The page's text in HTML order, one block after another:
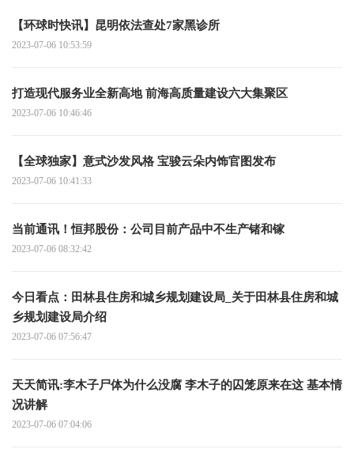
【环球时快讯】昆明依法查处7家黑诊所
2023-07-06 10:53:59
打造现代服务业全新高地 前海高质量建设六大集聚区
2023-07-06 10:46:46
【全球独家】意式沙发风格 宝骏云朵内饰官图发布
2023-07-06 10:41:33
当前通讯！恒邦股份：公司目前产品中不生产锗和镓
2023-07-06 08:32:42
今日看点：田林县住房和城乡规划建设局_关于田林县住房和城
乡规划建设局介绍
2023-07-06 07:56:47
天天简讯:李木子尸体为什么没腐 李木子的囚笼原来在这 基本情
况讲解
2023-07-06 07:04:06